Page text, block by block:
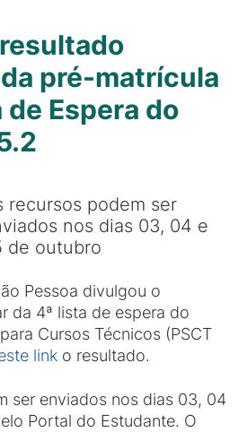
pré-matrícula
de Espera do
recursos podem ser
nos dias 03, 04 e
de outubro
Pessoa divulgou o
da 4ª lista de espera do
Cursos Técnicos (PSCT
link o resultado.
ser enviados nos dias 03, 04
Portal do Estudante. O